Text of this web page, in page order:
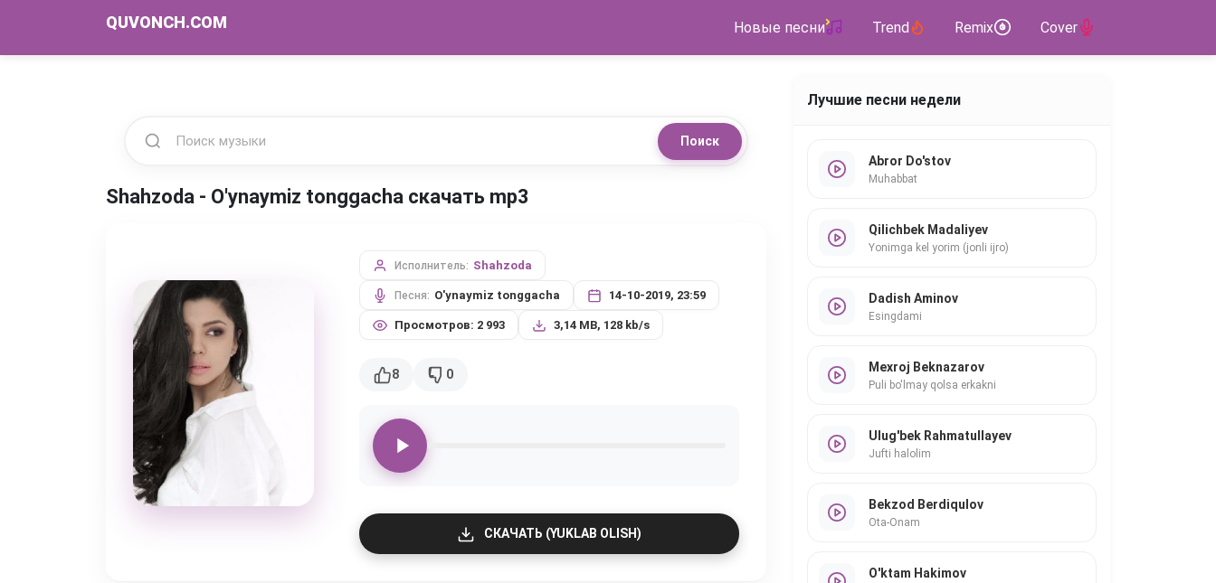
QUVONCH.COM Новые песни Trend Remix Cover
Поиск
Shahzoda - O'ynaymiz tonggacha скачать mp3
Исполнитель: Shahzoda
Песня: O'ynaymiz tonggacha 14-10-2019, 23:59
Просмотров: 2 993 3,14 MB, 128 kb/s
8 0
СКАЧАТЬ (YUKLAB OLISH)
Лучшие песни недели
Abror Do'stov
Muhabbat
Qilichbek Madaliyev
Yonimga kel yorim (jonli ijro)
Dadish Aminov
Esingdami
Mexroj Beknazarov
Puli bo'lmay qolsa erkakni
Ulug'bek Rahmatullayev
Jufti halolim
Bekzod Berdiqulov
Ota-Onam
O'ktam Hakimov